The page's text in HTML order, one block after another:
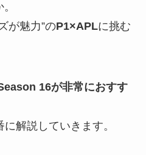
が魅力”のP1×APLに挑む
16が非常におすす
解説していきます。